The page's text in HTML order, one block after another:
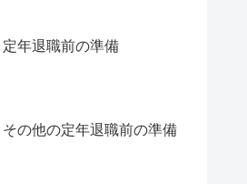
定年退職前の準備
その他の定年退職前の準備